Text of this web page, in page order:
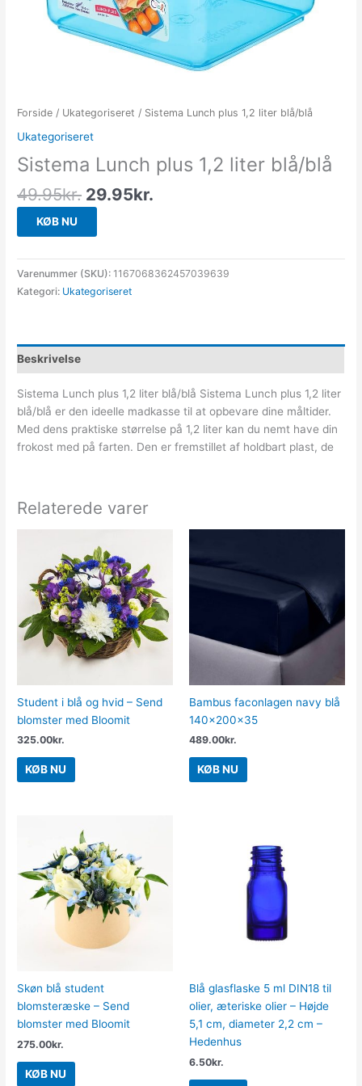
Forside / Ukategoriseret / Sistema Lunch plus 1,2 liter blå/blå
Ukategoriseret
Sistema Lunch plus 1,2 liter blå/blå
49.95kr. 29.95kr.
KØB NU
Varenummer (SKU): 1167068362457039639
Kategori: Ukategoriseret
Beskrivelse
Sistema Lunch plus 1,2 liter blå/blå Sistema Lunch plus 1,2 liter
blå/blå er den ideelle madkasse til at opbevare dine måltider.
Med dens praktiske størrelse på 1,2 liter kan du nemt have din
frokost med på farten. Den er fremstillet af holdbart plast, de
Relaterede varer
Student i blå og hvid – Send
blomster med Bloomit
325.00kr.
KØB NU
Bambus faconlagen navy blå
140x200x35
489.00kr.
KØB NU
Skøn blå student
blomsteræske – Send
blomster med Bloomit
275.00kr.
KØB NU
Blå glasflaske 5 ml DIN18 til
olier, æteriske olier – Højde
5,1 cm, diameter 2,2 cm –
Hedenhus
6.50kr.